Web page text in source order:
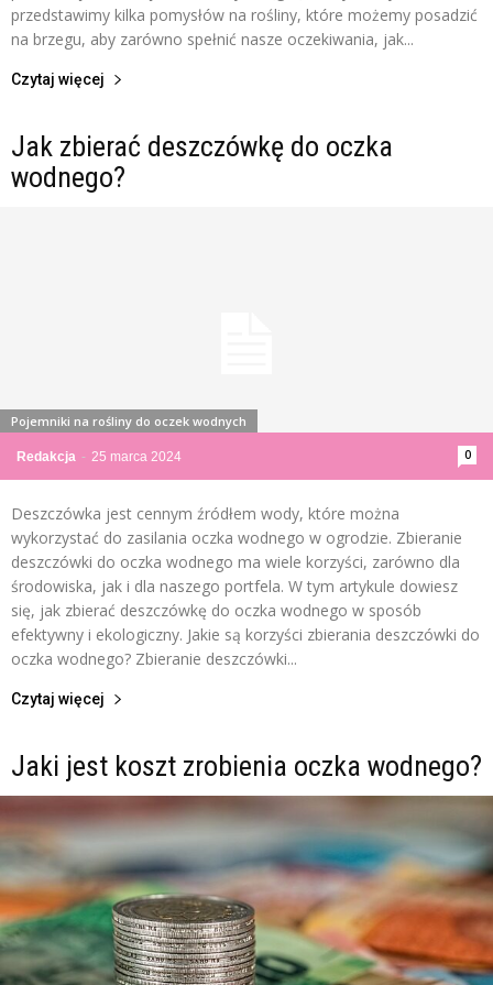
przedstawimy kilka pomysłów na rośliny, które możemy posadzić
na brzegu, aby zarówno spełnić nasze oczekiwania, jak...
Czytaj więcej
Jak zbierać deszczówkę do oczka
wodnego?
Redakcja - 25 marca 2024 0
Pojemniki na rośliny do oczek wodnych
Deszczówka jest cennym źródłem wody, które można
wykorzystać do zasilania oczka wodnego w ogrodzie. Zbieranie
deszczówki do oczka wodnego ma wiele korzyści, zarówno dla
środowiska, jak i dla naszego portfela. W tym artykule dowiesz
się, jak zbierać deszczówkę do oczka wodnego w sposób
efektywny i ekologiczny. Jakie są korzyści zbierania deszczówki do
oczka wodnego? Zbieranie deszczówki...
Czytaj więcej
Jaki jest koszt zrobienia oczka wodnego?